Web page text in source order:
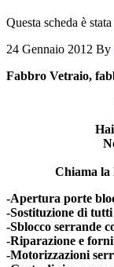
Questa scheda è
24 Gennaio 2012 By
Fabbro Vetraio,
Chiama la
-Apertura porte
-Sostituzione di
-Sblocco serrande
-Riparazione e
-Motorizzazioni